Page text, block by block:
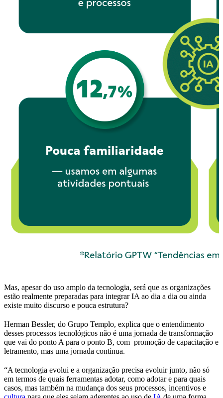
Mas, apesar do uso amplo da tecnologia, será que as organizações
estão realmente preparadas para integrar IA ao dia a dia ou ainda
existe muito discurso e pouca estrutura?
Herman Bessler, do Grupo Templo, explica que o entendimento
desses processos tecnológicos não é uma jornada de transformação
que vai do ponto A para o ponto B, com promoção de capacitação e
letramento, mas uma jornada contínua.
“A tecnologia evolui e a organização precisa evoluir junto, não só
em termos de quais ferramentas adotar, como adotar e para quais
casos, mas também na mudança dos seus processos, incentivos e